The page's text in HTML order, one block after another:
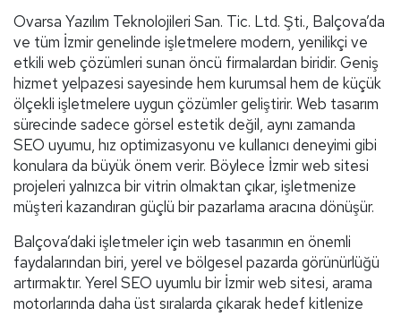
Ovarsa Yazılım Teknolojileri San. Tic. Ltd. Şti., Balçova’da
ve tüm İzmir genelinde işletmelere modern, yenilikçi ve
etkili web çözümleri sunan öncü firmalardan biridir. Geniş
hizmet yelpazesi sayesinde hem kurumsal hem de küçük
ölçekli işletmelere uygun çözümler geliştirir. Web tasarım
sürecinde sadece görsel estetik değil, aynı zamanda
SEO uyumu, hız optimizasyonu ve kullanıcı deneyimi gibi
konulara da büyük önem verir. Böylece İzmir web sitesi
projeleri yalnızca bir vitrin olmaktan çıkar, işletmenize
müşteri kazandıran güçlü bir pazarlama aracına dönüşür.
Balçova’daki işletmeler için web tasarımın en önemli
faydalarından biri, yerel ve bölgesel pazarda görünürlüğü
artırmaktır. Yerel SEO uyumlu bir İzmir web sitesi, arama
motorlarında daha üst sıralarda çıkarak hedef kitlenize